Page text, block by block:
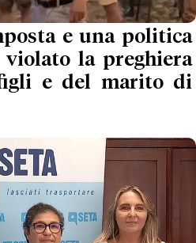
e una politica
la preghiera
e del marito di